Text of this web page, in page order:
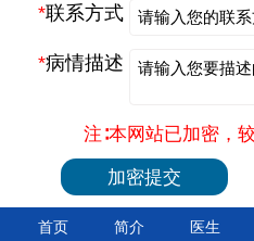
*联系方式
*病情描述
注∶本网站已加密，
首页 简介 医生